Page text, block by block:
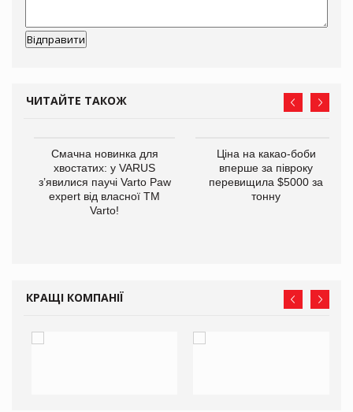
ЧИТАЙТЕ ТАКОЖ
Смачна новинка для
хвостатих: у VARUS
з’явилися паучі Varto Paw
expert від власної ТМ
Varto!
Ціна на какао-боби
вперше за півроку
перевищила $5000 за
тонну
КРАЩІ КОМПАНІЇ